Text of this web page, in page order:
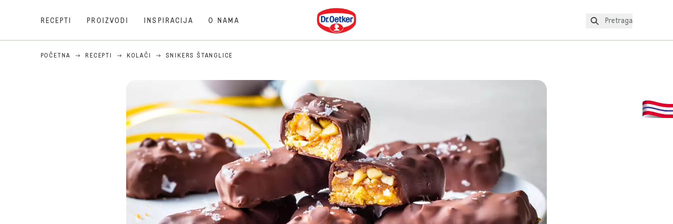
RECEPTI PROIZVODI INSPIRACIJA O NAMA
Dr. Oetker
Pretraga
POČETNA RECEPTI KOLAČI SNIKERS ŠTANGLICE